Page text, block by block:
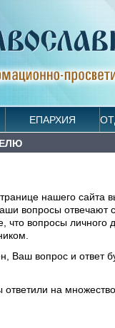
ЕПАРХИЯ
нашего сайта
вопросы отвечают
вопросы личного
Ваш вопрос и
на